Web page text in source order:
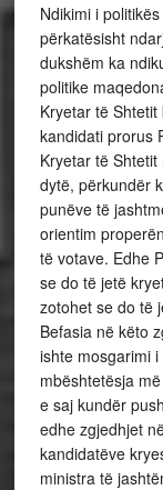
Ndikimi i
përkatësisht
dukshëm ka
politike
Kryetar të
kandidati prorus
Kryetar të
dytë, përkundër
punëve të
orientim
të votave. Edhe
se do të jetë
zotohet se do të
Befasia në këto
ishte mosgarimi
mbështetësja
e saj kundër
edhe zgjedhjet
kandidatëve
ministra të